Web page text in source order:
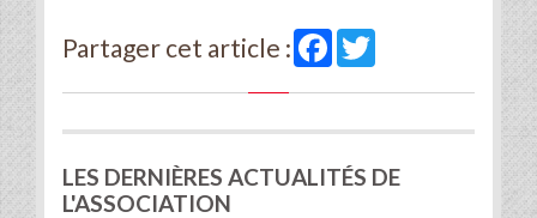
Partager cet article : Facebook
LES DERNIÈRES ACTUALITÉS DE
L'ASSOCIATION